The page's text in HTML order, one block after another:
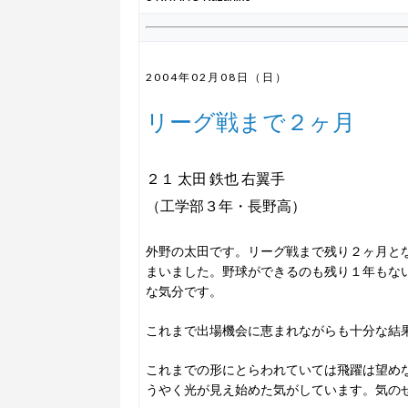
2004年02月08日（日）
リーグ戦まで２ヶ月
２１ 太田 鉄也 右翼手
（工学部３年・長野高）
外野の太田です。リーグ戦まで残り２ヶ月
まいました。野球ができるのも残り１年も
な気分です。
これまで出場機会に恵まれながらも十分な
これまでの形にとらわれていては飛躍は望
うやく光が見え始めた気がしています。気